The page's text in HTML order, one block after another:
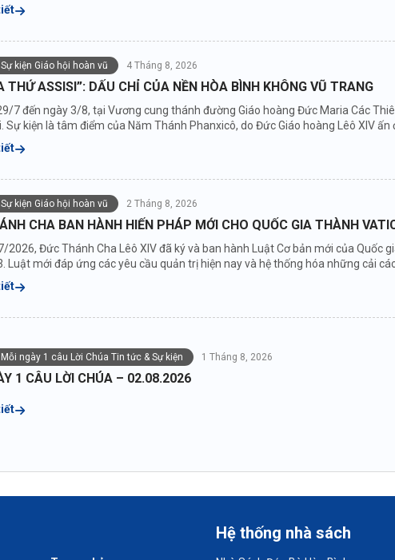
kiện Giáo hội hoàn vũ 4 Tháng 8, 2026
THỨ ASSISI”: DẤU CHỈ CỦA NỀN HÒA BÌNH KHÔNG VŨ TRANG
7 đến ngày 3/8, tại Vương cung thánh đường Giáo hoàng Đức Maria Các
Sự kiện là tâm điểm của Năm Thánh Phanxicô, do Đức Giáo hoàng Lêô XIV ấn
kiện Giáo hội hoàn vũ 2 Tháng 8, 2026
CHA BAN HÀNH HIẾN PHÁP MỚI CHO QUỐC GIA THÀNH
2026, Đức Thánh Cha Lêô XIV đã ký và ban hành Luật Cơ bản mới của Quốc
Luật mới đáp ứng các yêu cầu quản trị hiện nay và hệ thống hóa những cải
ngày 1 câu Lời Chúa Tin tức & Sự kiện 1 Tháng 8, 2026
1 CÂU LỜI CHÚA – 02.08.2026
Hệ thống nhà sách